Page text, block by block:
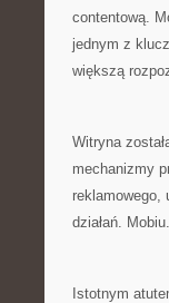
contentową.
jednym z
większą
Witryna
mechanizmy
reklamowego,
działań.
Istotnym